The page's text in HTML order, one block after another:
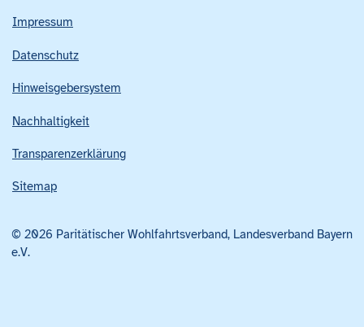
Impressum
Datenschutz
Hinweisgebersystem
Nachhaltigkeit
Transparenzerklärung
Sitemap
© 2026 Paritätischer Wohlfahrtsverband, Landesverband Bayern
e.V.